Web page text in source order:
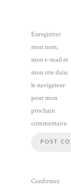
Enregistrer
mon nom,
mon e-mail et
mon site dans
le navigateur
pour mon
prochain
commentaire.
Confirmez